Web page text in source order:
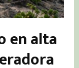
en alta